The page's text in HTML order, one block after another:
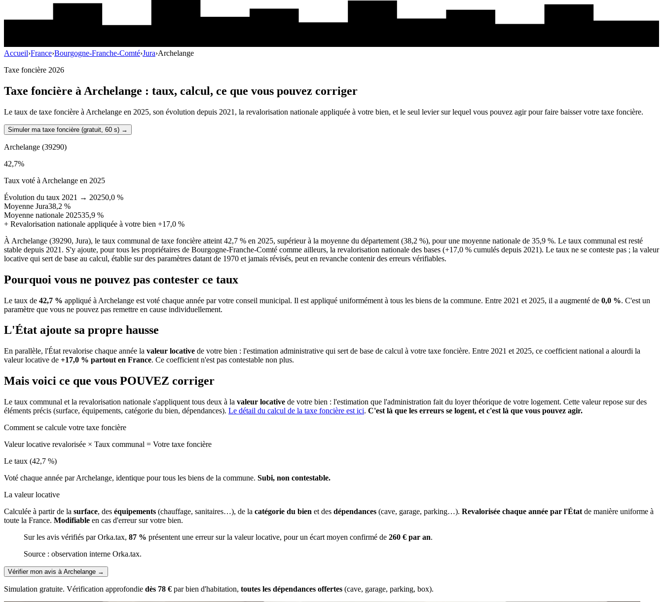
Accueil›France›Bourgogne-Franche-Comté›Jura›Archelange
Taxe foncière 2026
Taxe foncière à Archelange : taux, calcul, ce que vous pouvez corriger
Le taux de taxe foncière à Archelange en 2025, son évolution depuis 2021, la revalorisation nationale appliquée à votre bien, et le seul levier sur lequel vous pouvez agir pour faire baisser votre taxe foncière.
Simuler ma taxe foncière (gratuit, 60 s) →
Archelange (39290)
42,7%
Taux voté à Archelange en 2025
Évolution du taux 2021 → 20250,0 %
Moyenne Jura38,2 %
Moyenne nationale 202535,9 %
+ Revalorisation nationale appliquée à votre bien +17,0 %
À Archelange (39290, Jura), le taux communal de taxe foncière atteint 42,7 % en 2025, supérieur à la moyenne du département (38,2 %), pour une moyenne nationale de 35,9 %. Le taux communal est resté
stable depuis 2021. S'y ajoute, pour tous les propriétaires de Bourgogne-Franche-Comté comme ailleurs, la revalorisation nationale des bases (+17,0 % cumulés depuis 2021). Le taux ne se conteste pas ; la valeur
locative qui sert de base au calcul, établie sur des paramètres datant de 1970 et jamais révisés, peut en revanche contenir des erreurs vérifiables.
Pourquoi vous ne pouvez pas contester ce taux
Le taux de 42,7 % appliqué à Archelange est voté chaque année par votre conseil municipal. Il est appliqué uniformément à tous les biens de la commune. Entre 2021 et 2025, il a augmenté de 0,0 %. C'est un
paramètre que vous ne pouvez pas remettre en cause individuellement.
L'État ajoute sa propre hausse
En parallèle, l'État revalorise chaque année la valeur locative de votre bien : l'estimation administrative qui sert de base de calcul à votre taxe foncière. Entre 2021 et 2025, ce coefficient national a alourdi la
valeur locative de +17,0 % partout en France. Ce coefficient n'est pas contestable non plus.
Mais voici ce que vous POUVEZ corriger
Le taux communal et la revalorisation nationale s'appliquent tous deux à la valeur locative de votre bien : l'estimation que l'administration fait du loyer théorique de votre logement. Cette valeur repose sur des
éléments précis (surface, équipements, catégorie du bien, dépendances). Le détail du calcul de la taxe foncière est ici. C'est là que les erreurs se logent, et c'est là que vous pouvez agir.
Comment se calcule votre taxe foncière
Valeur locative revalorisée × Taux communal = Votre taxe foncière
Le taux (42,7 %)
Voté chaque année par Archelange, identique pour tous les biens de la commune. Subi, non contestable.
La valeur locative
Calculée à partir de la surface, des équipements (chauffage, sanitaires…), de la catégorie du bien et des dépendances (cave, garage, parking…). Revalorisée chaque année par l'État de manière uniforme à
toute la France. Modifiable en cas d'erreur sur votre bien.
Sur les avis vérifiés par Orka.tax, 87 % présentent une erreur sur la valeur locative, pour un écart moyen confirmé de 260 € par an.
Source : observation interne Orka.tax.
Vérifier mon avis à Archelange →
Simulation gratuite. Vérification approfondie dès 78 € par bien d'habitation, toutes les dépendances offertes (cave, garage, parking, box).